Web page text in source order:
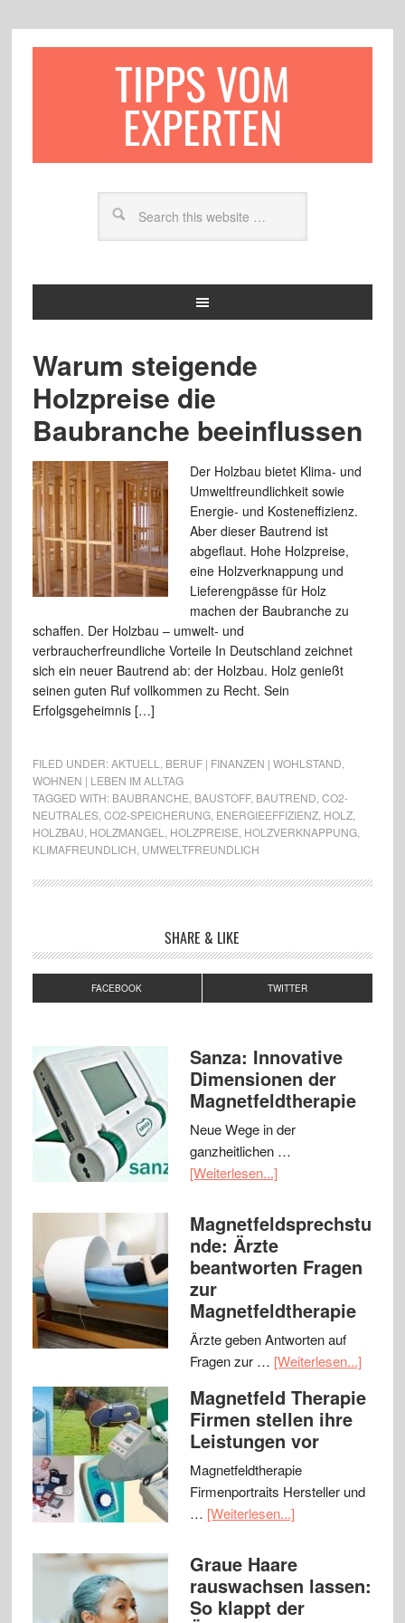
TIPPS VOM
EXPERTEN
Warum steigende
Holzpreise die
Baubranche beeinflussen
Der Holzbau bietet Klima- und
Umweltfreundlichkeit sowie
Energie- und Kosteneffizienz.
Aber dieser Bautrend ist
abgeflaut. Hohe Holzpreise,
eine Holzverknappung und
Lieferengpässe für Holz
machen der Baubranche zu
schaffen. Der Holzbau – umwelt- und
verbraucherfreundliche Vorteile In Deutschland zeichnet
sich ein neuer Bautrend ab: der Holzbau. Holz genießt
seinen guten Ruf vollkommen zu Recht. Sein
Erfolgsgeheimnis […]
FILED UNDER:AKTUELL BERUF | FINANZEN | WOHLSTAND
WOHNEN | LEBEN IM ALLTAG
TAGGED WITH: BAUBRANCHE BAUSTOFF, BAUTREND CO2-
NEUTRALES, CO2-SPEICHERUNG, ENERGIEEFFIZIENZ, HOLZ,
HOLZBAU HOLZMANGEL HOLZPREISE HOLZVERKNAPPUNG,
KLIMAFREUNDLICH UMWELTFREUNDLICH
SHARE & LIKE
FACEBOOK TWITTER
Sanza: Innovative
Dimensionen der
Magnetfeldtherapie
Neue Wege in der
ganzheitlichen …
[Weiterlesen...]
Magnetfeldsprechstu
nde: Ärzte
beantworten Fragen
zur
Magnetfeldtherapie
Ärzte geben Antworten auf
Fragen zur … [Weiterlesen...]
Magnetfeld Therapie
Firmen stellen ihre
Leistungen vor
Magnetfeldtherapie
Firmenportraits Hersteller und
… [Weiterlesen...]
Graue Haare
rauswachsen lassen:
So klappt der